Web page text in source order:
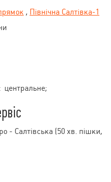
, Північна Салтівка-1
центральне;
- Салтівська (50 хв. пішки,